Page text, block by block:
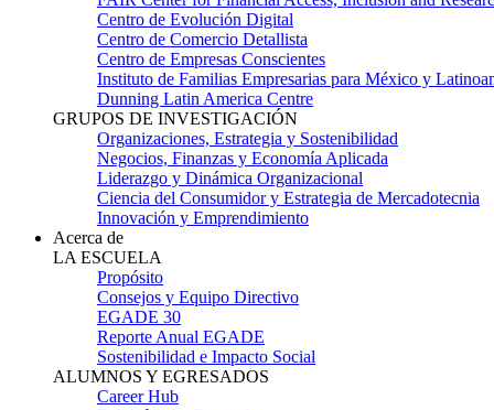
Centro de Evolución Digital
Centro de Comercio Detallista
Centro de Empresas Conscientes
Instituto de Familias Empresarias para México y
Dunning Latin America Centre
GRUPOS DE INVESTIGACIÓN
Organizaciones, Estrategia y Sostenibilidad
Negocios, Finanzas y Economía Aplicada
Liderazgo y Dinámica Organizacional
Ciencia del Consumidor y Estrategia de Mercadotecnia
Innovación y Emprendimiento
Acerca de
LA ESCUELA
Propósito
Consejos y Equipo Directivo
EGADE 30
Reporte Anual EGADE
Sostenibilidad e Impacto Social
ALUMNOS Y EGRESADOS
Career Hub